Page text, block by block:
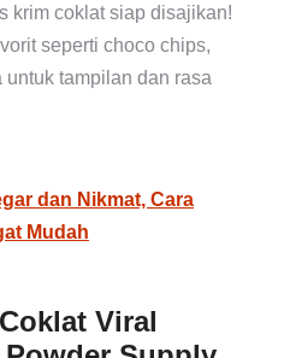
krim coklat siap disajikan!
seperti choco chips,
tampilan dan rasa
dan Nikmat, Cara
Mudah
Viral